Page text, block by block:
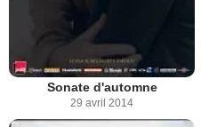
Sonate d'automne
29 avril 2014